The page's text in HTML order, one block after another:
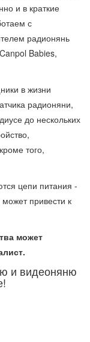
и в краткие
с
радионянь
Babies,
в жизни
радионяни,
до нескольких
того,
цепи питания -
привести к
может
и видеоняню